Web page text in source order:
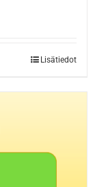
Lisätiedot